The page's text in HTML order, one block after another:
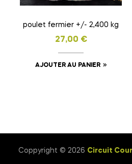
poulet fermier +/- 2,400 kg
27,00 €
AJOUTER AU PANIER
Coppyright © 2026 Circuit